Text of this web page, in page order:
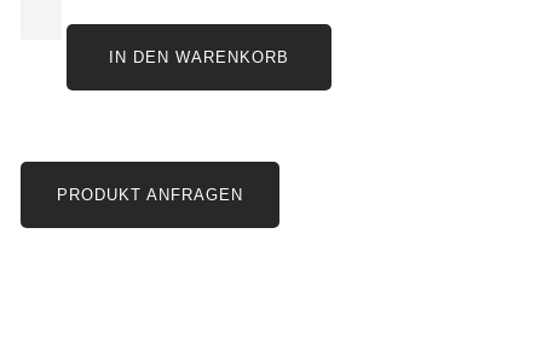
IN DEN WARENKORB
PRODUKT ANFRAGEN